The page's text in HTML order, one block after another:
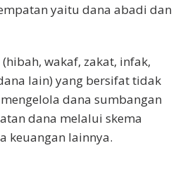
yaitu dana abadi dan
wakaf, zakat, infak,
lain) yang bersifat tidak
dana sumbangan
dana melalui skema
keuangan lainnya.